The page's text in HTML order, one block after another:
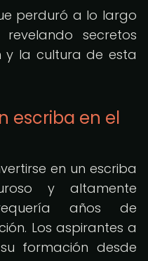
perduró a lo largo
secretos
y la cultura de esta
escriba en el
en un escriba
y altamente
años de
Los aspirantes a
formación desde